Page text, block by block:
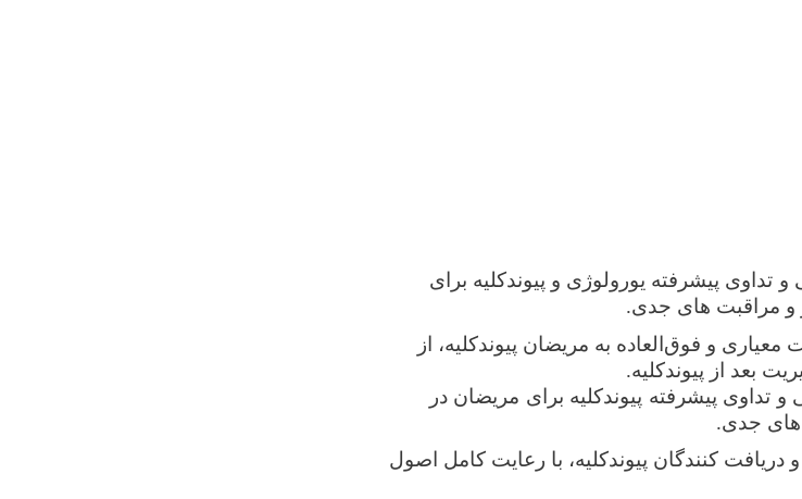
پیشرفته یورولوژی و پیوندکلیه برای
و مراقبت‌ های جدی.
معیاری و فوق‌العاده به مریضان پیوندکلیه، از
بعد از پیوندکلیه.
پیشرفته پیوندکلیه برای مریضان در
‌های جدی.
کنندگان پیوندکلیه، با رعایت کامل اصول